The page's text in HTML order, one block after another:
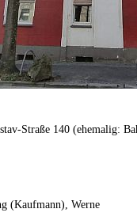
Straße 140 (ehemalig:
(Kaufmann), Werne